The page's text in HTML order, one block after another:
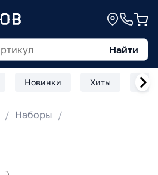
Найти
Новинки Хиты
Наборы